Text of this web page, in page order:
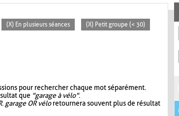
(X) En plusieurs séances (X) Petit groupe (< 30)
pour rechercher chaque mot séparément.
que "garage à vélo".
. garage OR véloretournera souvent plus de résultat